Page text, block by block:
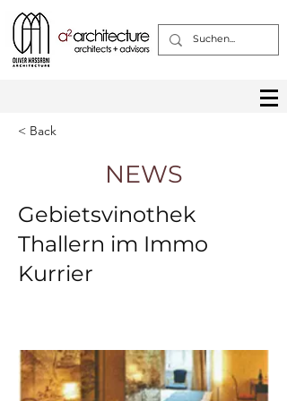
< Back
NEWS
Gebietsvinothek
Thallern im Immo
Kurrier